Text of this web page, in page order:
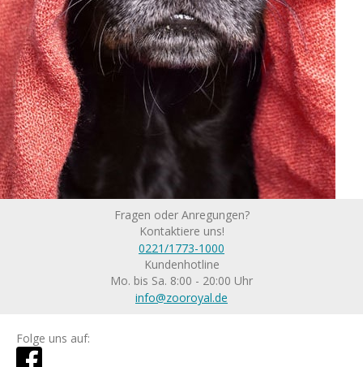
Fragen oder Anregungen?
Kontaktiere uns!
0221/1773-1000
Kundenhotline
Mo. bis Sa. 8:00 - 20:00 Uhr
info@zooroyal.de
Folge uns auf: